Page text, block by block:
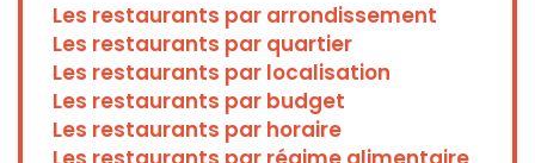
Les restaurants par arrondissement
Les restaurants par quartier
Les restaurants par localisation
Les restaurants par budget
Les restaurants par horaire